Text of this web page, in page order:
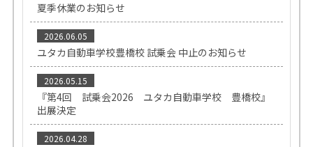
夏季休業のお知らせ
2026.06.05
ユタカ自動車学校豊橋校 試乗会 中止のお知らせ
2026.05.15
『第4回 試乗会2026 ユタカ自動車学校 豊橋校』
出展決定
2026.04.28